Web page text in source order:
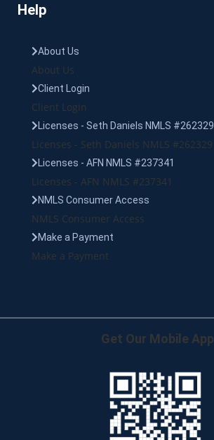
Help
About Us
About Us
Client Login
Client Login
Licenses - Seth Daniels NMLS #262329
Licenses - Seth Daniels NMLS #262329
Licenses - AFN NMLS #237341
Licenses - AFN NMLS #237341
NMLS Consumer Access
NMLS Consumer Access
Make a Payment
Make a Payment
Get Our Mobile App